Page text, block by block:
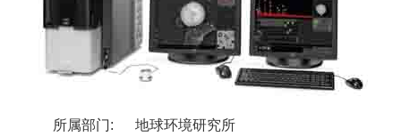
所属部门: 地球环境研究所